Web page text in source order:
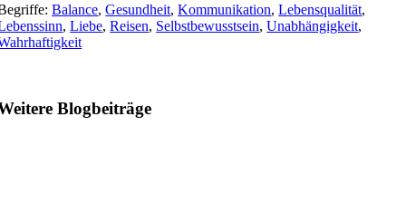
Balance,Gesundheit,Kommunikation,Lebensqualität,
,Liebe,Reisen, Selbstbewusstsein,Unabhängigkeit,
Blogbeiträge